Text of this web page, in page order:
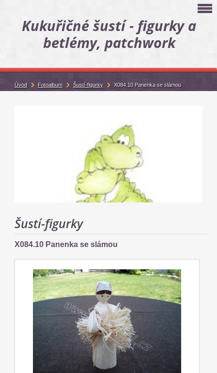
Kukuřičné šustí - figurky a
betlémy, patchwork
Šustí-figurky
X084.10 Panenka se slámou
Úvod Fotoalbum Šustí-figurky X084.10 Panenka se slámou